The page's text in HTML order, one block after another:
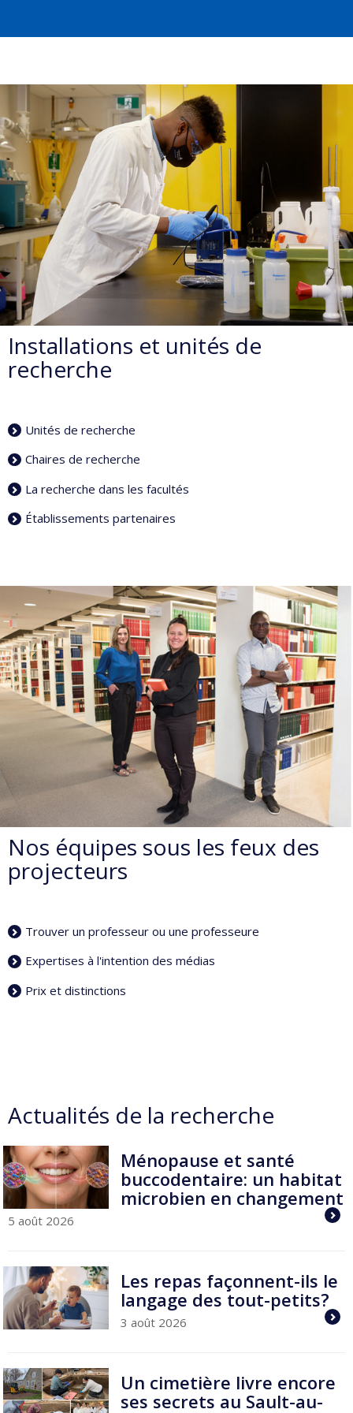
Installations et unités de
recherche
Unités de recherche
Chaires de recherche
La recherche dans les facultés
Établissements partenaires
Nos équipes sous les feux des
projecteurs
Trouver un professeur ou une professeure
Expertises à l'intention des médias
Prix et distinctions
Actualités de la recherche
Ménopause et santé
buccodentaire: un habitat
microbien en changement
5 août 2026
Les repas façonnent-ils le
langage des tout-petits?
3 août 2026
Un cimetière livre encore
ses secrets au Sault-au-